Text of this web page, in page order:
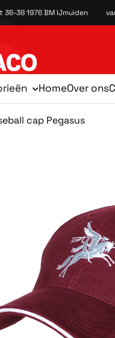
38 1976 BM IJmuiden
HomeOver ons
cap Pegasus